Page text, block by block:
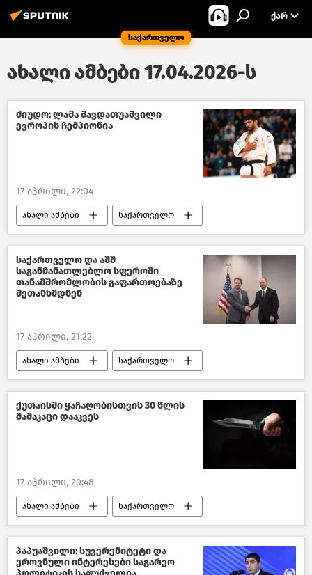
საქართველო
ᲥᲐᲠ
ახალი ამბები 17.04.2026-ს
ძიუდო: ლაშა შავდათუაშვილი
ევროპის ჩემპიონია
17 აპრილი, 22:04
ახალი ამბები საქართველო
სპორტი
საქართველო და აშშ
საგანმანათლებლო სფეროში
თანამშრომლობის გაფართოებაზე
შეთანხმდნენ
17 აპრილი, 21:22
ახალი ამბები საქართველო
აშშ განათლება საქართველოში
საქართველოს განათლებისა და მეცნიერების სამინისტრო
ქუთაისში ყაჩაღობისთვის 30 წლის
მამაკაცი დააკვეს
17 აპრილი, 20:48
ახალი ამბები საქართველო
შემთხვევები საქართველოში
შემთხვევები
საქართველოს შინაგან საქმეთა სამინისტრო
პაპუაშვილი: სუვერენიტეტი და
ეროვნული ინტერესები საგარეო